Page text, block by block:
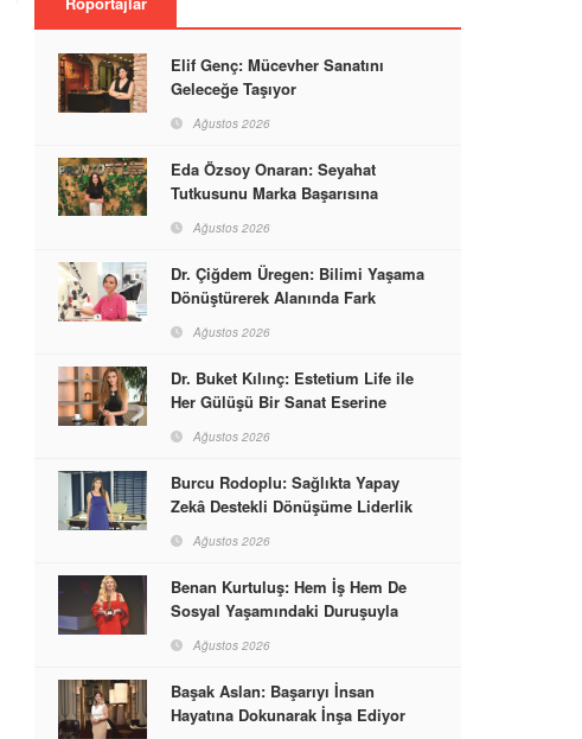
Elif Genç: Mücevher Sanatını
Geleceğe Taşıyor
Ağustos 2026
Eda Özsoy Onaran: Seyahat
Tutkusunu Marka Başarısına
Ağustos 2026
Dr. Çiğdem Üregen: Bilimi Yaşama
Dönüştürerek Alanında Fark
Ağustos 2026
Dr. Buket Kılınç: Estetium Life ile
Her Gülüşü Bir Sanat Eserine
Ağustos 2026
Burcu Rodoplu: Sağlıkta Yapay
Zekâ Destekli Dönüşüme Liderlik
Ağustos 2026
Benan Kurtuluş: Hem İş Hem De
Sosyal Yaşamındaki Duruşuyla
Ağustos 2026
Başak Aslan: Başarıyı İnsan
Hayatına Dokunarak İnşa Ediyor